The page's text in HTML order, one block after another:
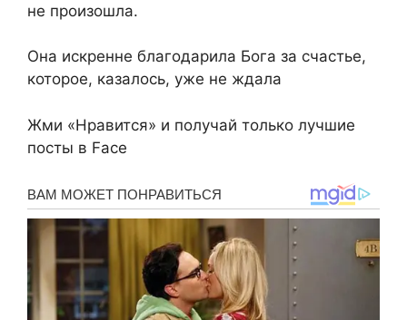
не произошла.
Она искренне благодарила Бога за счастье,
которое, казалось, уже не ждала
Жми «Нравится» и получай только лучшие
посты в Face